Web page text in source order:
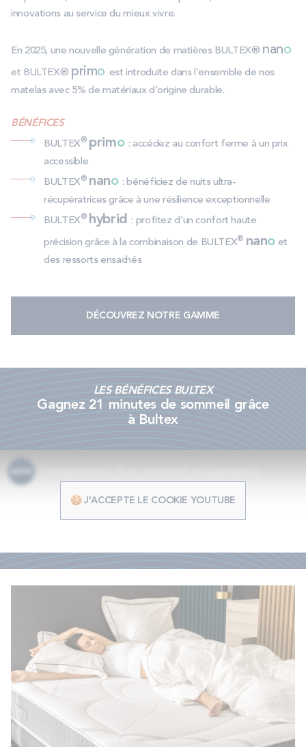
innovations au service du mieux vivre.
En 2025, une nouvelle génération de matières BULTEX® nano
et BULTEX® primo est introduite dans l’ensemble de nos
matelas avec 5% de matériaux d’origine durable.
BÉNÉFICES
BULTEX® primo : accédez au confort ferme à un prix
accessible
BULTEX® nano : bénéficiez de nuits ultra-
récupératrices grâce à une résilience exceptionnelle
BULTEX® hybrid : profitez d’un confort haute
précision grâce à la combinaison de BULTEX® nano et
des ressorts ensachés
DÉCOUVREZ NOTRE GAMME
LES BÉNÉFICES BULTEX
Gagnez 21 minutes de sommeil grâce
à Bultex
🍪 J'ACCEPTE LE COOKIE YOUTUBE